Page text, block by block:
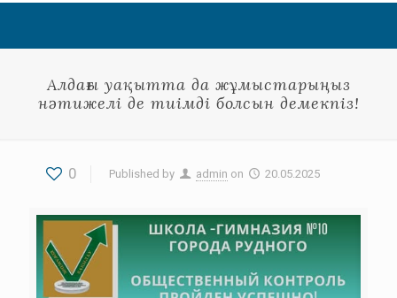
Алдағы уақытта да жұмыстарыңыз
нәтижелі де тиімді болсын демекпіз!
0 Published by admin on 20.05.2025